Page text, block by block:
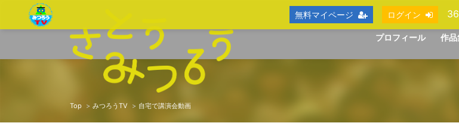
プロフィール 作品
Top みつろうTV 自宅で講演会動画
無料マイページ ログイン